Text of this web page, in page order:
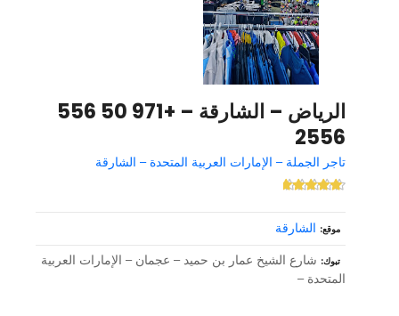
الرياض – الشارقة – +971 50 556
2556
تاجر الجملة – الإمارات العربية المتحدة – الشارقة
موقع الشارقة
تبوك
شارع الشيخ عمار بن حميد – عجمان – الإمارات العربية
المتحدة –